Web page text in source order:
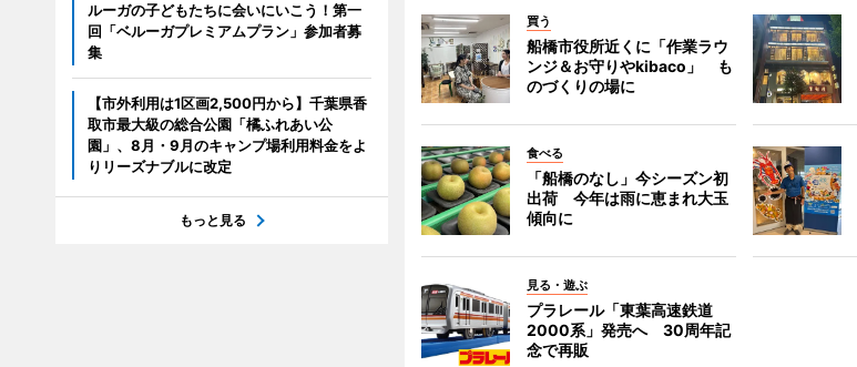
買う
船橋市役所近くに「作業ラウ
ンジ＆お守りやkibaco」 も
のづくりの場に
食べる
「船橋のなし」今シーズン初
出荷 今年は雨に恵まれ大玉
傾向に
見る・遊ぶ
プラレール「東葉高速鉄道
2000系」発売へ 30周年記
念で再販
ルーガの子どもたちに会いにいこう！第一
回「ベルーガプレミアムプラン」参加者募
集
【市外利用は1区画2,500円から】千葉県香
取市最大級の総合公園「橘ふれあい公
園」、8月・9月のキャンプ場利用料金をよ
りリーズナブルに改定
もっと見る